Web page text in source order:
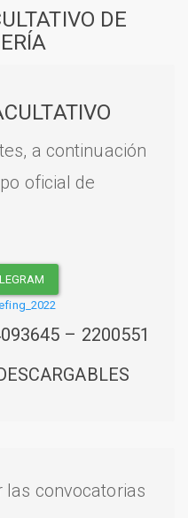
DE
a continuación
oficial de
– 2200551
las convocatorias